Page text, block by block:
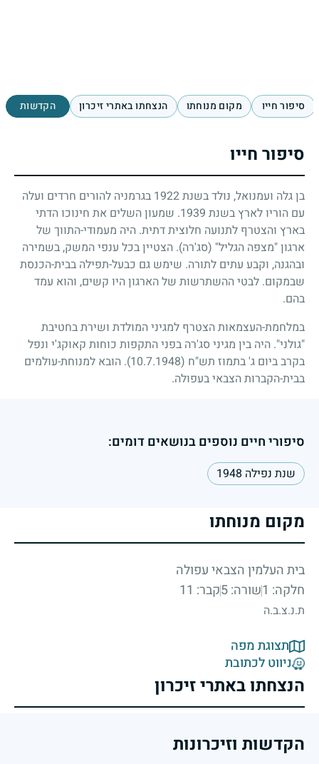
סיפור חייו מקום מנוחתו הנצחתו באתרי זיכרון הקדשות
סיפור חייו
בן גלה ועמנואל, נולד בשנת1922 בגרמניה להורים חרדים ועלה
עם הוריו לארץ בשנת 1939. שמעון השלים את חינוכו הדתי
בארץ והצטרף לתנועה חלוצית דתית. היה מעמודי-התווך של
ארגון "מצפה הגליל" (סג'רה). הצטיין בכל ענפי המשק, בשמירה
ובהגנה, וקבע עתים לתורה. שימש גם כבעל-תפילה בבית-הכנסת
שבמקום. לבטי ההשתרשות של הארגון היו קשים, והוא עמד
בהם.
במלחמת-העצמאות הצטרף למגיני המולדת ושירת בחטיבת
"גולני". היה בין מגיני סג'רה בפני התקפות כוחות קאוקג'י ונפל
בקרב ביום ג' בתמוז תש"ח (10.7.1948)
. הובא למנוחת-עולמים
בבית-הקברות הצבאי בעפולה.
סיפורי חיים נוספים בנושאים דומים:
שנת נפילה 1948
מקום מנוחתו
בית העלמין הצבאי עפולה
חלקה: 1
שורה: 5 קבר: 11
ת.נ.צ.ב.ה
תצוגת מפה
ניווט לכתובת
הנצחתו באתרי זיכרון
הקדשות וזיכרונות